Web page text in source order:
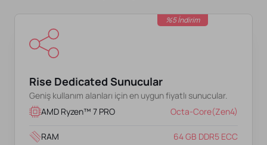
%5 İndirim
Rise Dedicated Sunucular
Geniş kullanım alanları için en uygun fiyatlı sunucular.
AMD Ryzen™ 7 PRO
Octa-Core(Zen4)
RAM 64 GB DDR5 ECC